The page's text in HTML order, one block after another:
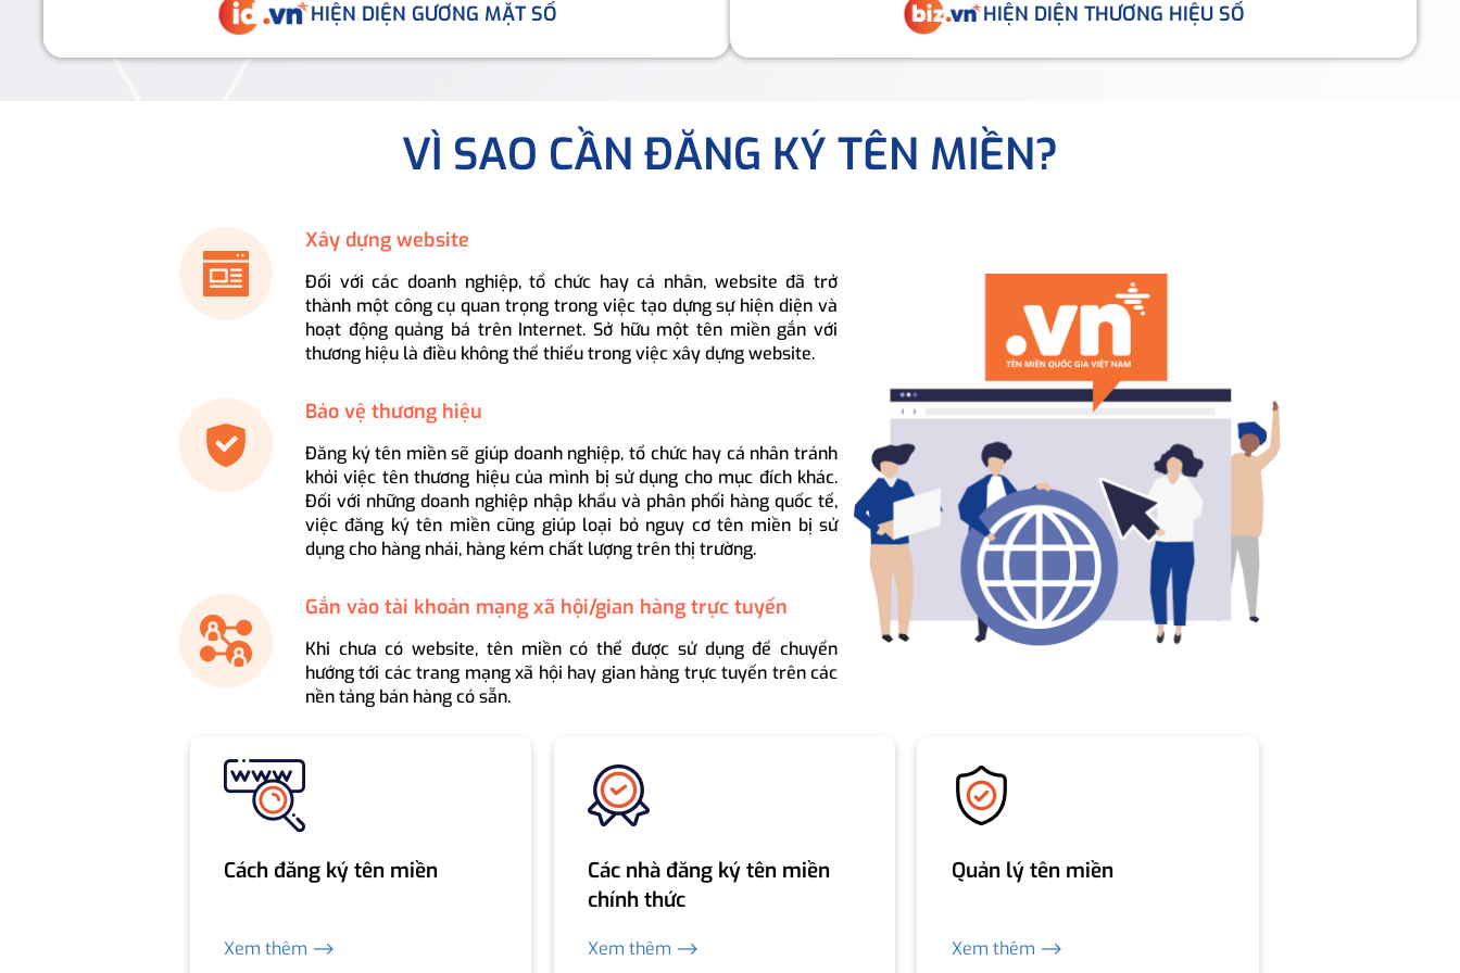
HIỆN DIỆN GƯƠNG MẶT SỐ HIỆN DIỆN THƯƠNG HIỆU SỐ
VÌ SAO CẦN ĐĂNG KÝ TÊN MIỀN?
Xây dựng website
Đối với các doanh nghiệp, tổ chức hay cá nhân, website đã trở
thành một công cụ quan trọng trong việc tạo dựng sự hiện diện và
hoạt động quảng bá trên Internet. Sở hữu một tên miền gắn với
thương hiệu là điều không thể thiếu trong việc xây dựng website.
Bảo vệ thương hiệu
Đăng ký tên miền sẽ giúp doanh nghiệp, tổ chức hay cá nhân tránh
khỏi việc tên thương hiệu của mình bị sử dụng cho mục đích khác.
Đối với những doanh nghiệp nhập khẩu và phân phối hàng quốc tế,
việc đăng ký tên miền cũng giúp loại bỏ nguy cơ tên miền bị sử
dụng cho hàng nhái, hàng kém chất lượng trên thị trường.
Gắn vào tài khoản mạng xã hội/gian hàng trực tuyến
Khi chưa có website, tên miền có thể được sử dụng để chuyển
hướng tới các trang mạng xã hội hay gian hàng trực tuyến trên các
nền tảng bán hàng có sẵn.
Cách đăng ký tên miền
Xem thêm ⟶
Các nhà đăng ký tên miền
chính thức
Xem thêm ⟶
Quản lý tên miền
Xem thêm ⟶